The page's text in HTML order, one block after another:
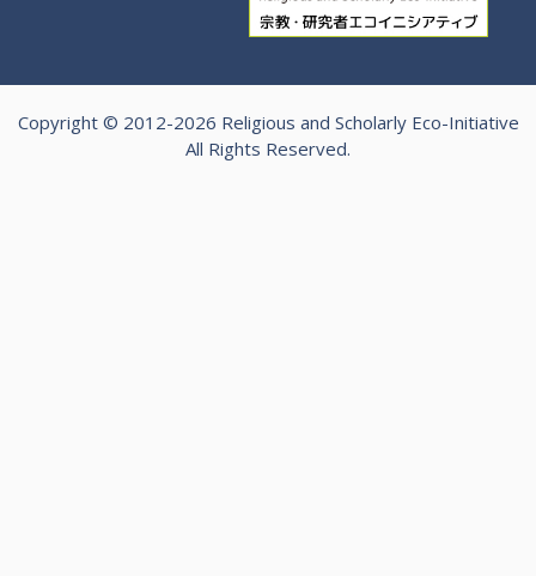
Copyright © 2012-2026 Religious and Scholarly Eco-Initiative
All Rights Reserved.